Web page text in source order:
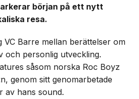
början på ett nytt
resa.
VC Barre mellan berättelser om
och personlig utveckling.
såsom norska Roc Boyz
genom sitt genomarbetade
av hans sound.